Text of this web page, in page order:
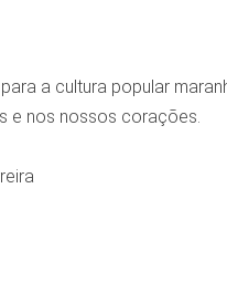
a cultura popular
e nos nossos corações.